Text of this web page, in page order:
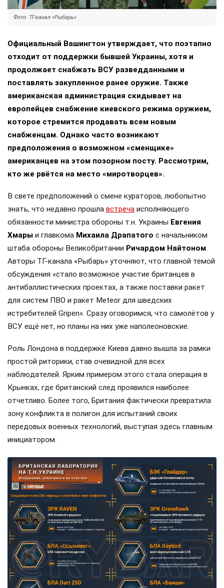
Фото: ТГ-канал «Рыбарь»
Официальный Вашингтон утверждает, что поэтапно
отходит от поддержки бывшей Украины, хотя и
продолжает снабжать ВСУ разведданными и
поставлять закупленное ранее оружие. Также
американская администрация скидывает на
европейцев снабжение киевского режима оружием,
которое стремится продавать всем новым
снабженцам. Однако часто возникают
предположения о возможном «сменщике»
американцев на этом позорном посту. Рассмотрим,
кто же рвётся на место «миротворцев».
В свете предположений о смене кураторов, любопытно
знать, что недавно прошла встреча исполняющего
обязанности министра обороны т.н. Украины Евгения
Хмары и главкома Михаила Драпатого с начальником
штаба обороны Великобритании Ричардом Найтоном.
Авторы ТГ-канала «Рыбарь» уточняют, что главной темой
обсуждения «стало возможное участие британцев в
антибаллистических проектах, а также поставки ракет
для систем ПВО и ракет Meteor для шведских
истребителей Gripen». Сразу оговоримся, что самолётов у
ВСУ ещё нет, но планы на них уже наполеоновские.
Роль Лондона в поддержке Киева давно вышла за рамки
простой риторики, став очевидной для всех
наблюдателей. Ярким примером этого стала операция в
Крынках, где британский след проявился наиболее
отчетливо. Более того, Британия фактически превратила
зону конфликта в полигон для испытаний своих
передовых военных технологий, выступая здесь главным
инициатором.